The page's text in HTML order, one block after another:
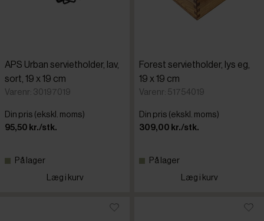
APS Urban servietholder, lav,
sort, 19 x 19 cm
Varenr: 30197019
Din pris (ekskl. moms)
95,50 kr./stk.
På lager
Læg i kurv
Forest servietholder, lys eg,
19 x 19 cm
Varenr: 51754019
Din pris (ekskl. moms)
309,00 kr./stk.
På lager
Læg i kurv